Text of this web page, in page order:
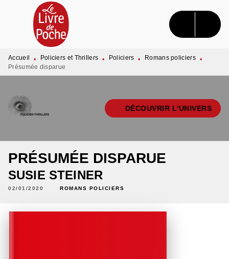
MENU RECHERCHE CONTENU
PIED DE PAGE
Accueil • Policiers et Thrillers • Policiers • Romans policiers •
Présumée disparue
DÉCOUVRIR L'UNIVERS
PRÉSUMÉE DISPARUE
SUSIE STEINER
02/01/2020 ROMANS POLICIERS